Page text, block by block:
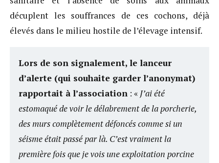
décuplent les souffrances de ces cochons, déjà
élevés dans le milieu hostile de l’élevage intensif.
Lors de son signalement, le lanceur
d’alerte (qui souhaite garder l’anonymat)
rapportait à l’association: « J’ai été
estomaqué de voir le délabrement de la porcherie,
des murs complètement défoncés comme si un
séisme était passé par là. C’est vraiment la
première fois que je vois une exploitation porcine